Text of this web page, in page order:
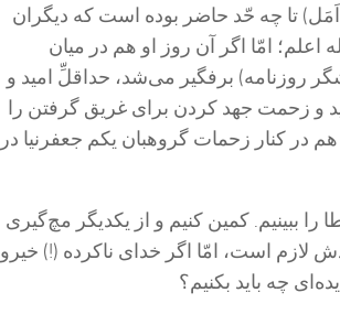
تا چه حّد حاضر بوده است که دیگران
اعلم؛ امّا اگر آن روز او هم در میان
روزنامه) برفگیر می‌شد، حداقلِّ امید و
و زحمت جهد کردن برای غریق گرفتن را
در کنار زحمات گروهبان یکم جعفرنیا در
ببینیم. کمین کنیم و از یکدیگر مچ‌گیری
لازم است، امّا اگر خدای ناکرده (!) خیرو
چه باید بکنیم؟